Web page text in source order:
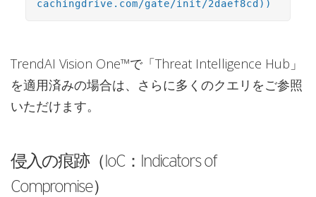
cachingdrive.com/gate/init/2daef8cd))
TrendAI Vision One™で「Threat Intelligence Hub」
を適用済みの場合は、さらに多くのクエリをご参照
いただけます。
侵入の痕跡（IoC：Indicators of
Compromise）